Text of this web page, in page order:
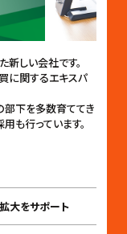
新しい会社です。
に関するエキスパ
部下を多数育ててき
も行っています。
大をサポート